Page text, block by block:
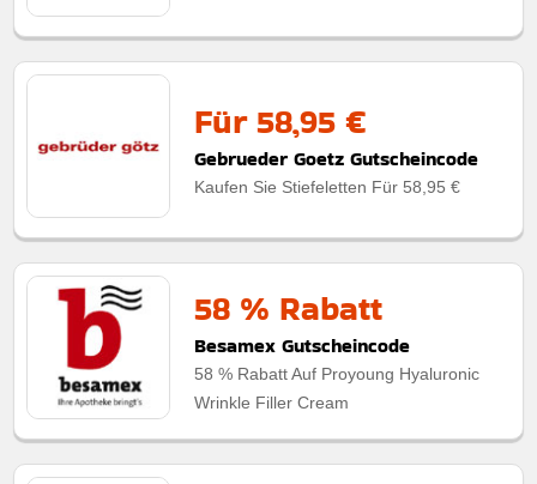
Für 58,95 €
Gebrueder Goetz Gutscheincode
Kaufen Sie Stiefeletten Für 58,95 €
58 % Rabatt
Besamex Gutscheincode
58 % Rabatt Auf Proyoung Hyaluronic
Wrinkle Filler Cream